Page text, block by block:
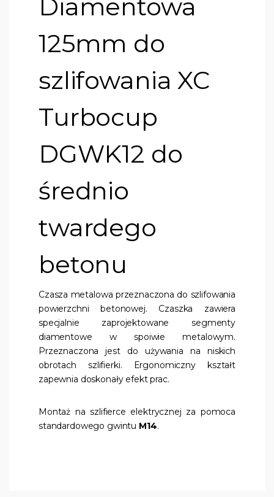
Diamentowa
125mm do
szlifowania XC
Turbocup
DGWK12 do
średnio
twardego
betonu
Czasza metalowa przeznaczona do szlifowania
powierzchni betonowej. Czaszka zawiera
specjalnie zaprojektowane segmenty
diamentowe w spoiwie metalowym.
Przeznaczona jest do używania na niskich
obrotach szlifierki. Ergonomiczny kształt
zapewnia doskonały efekt prac.
Montaż na szlifierce elektrycznej za pomoca
standardowego gwintu M14.